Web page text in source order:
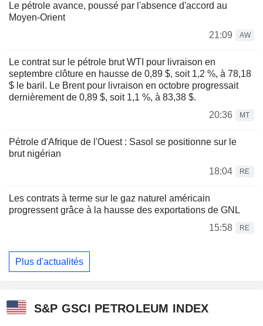
Le pétrole avance, poussé par l'absence d'accord au
Moyen-Orient
21:09
AW
Le contrat sur le pétrole brut WTI pour livraison en
septembre clôture en hausse de 0,89 $, soit 1,2 %, à 78,18
$ le baril. Le Brent pour livraison en octobre progressait
dernièrement de 0,89 $, soit 1,1 %, à 83,38 $.
20:36
MT
Pétrole d'Afrique de l'Ouest : Sasol se positionne sur le
brut nigérian
18:04
RE
Les contrats à terme sur le gaz naturel américain
progressent grâce à la hausse des exportations de GNL
15:58
RE
Plus d'actualités
S&P GSCI PETROLEUM INDEX